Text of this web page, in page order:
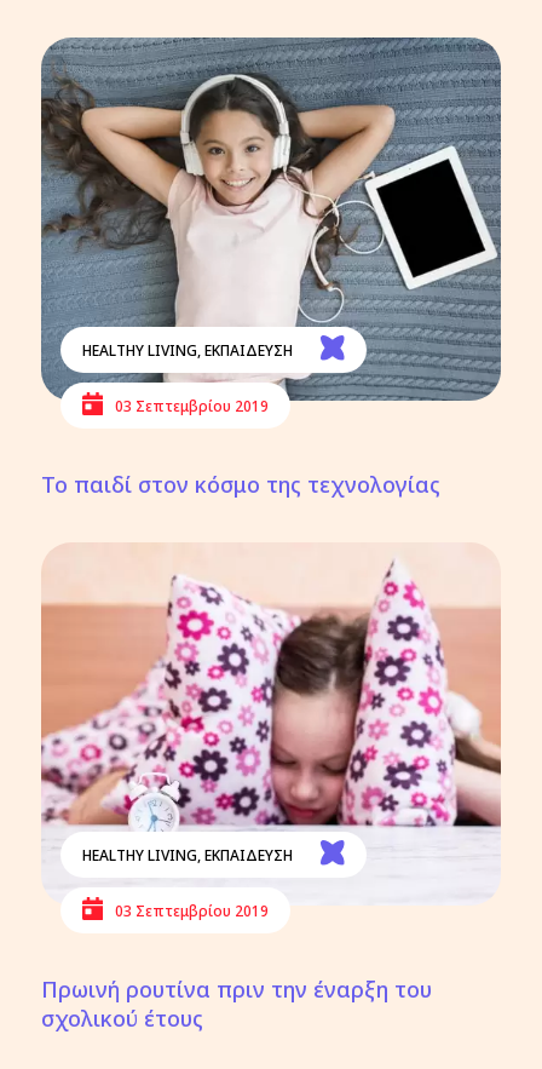
HEALTHY LIVING,ΕΚΠΑΙΔΕΥΣΗ
03 Σεπτεμβρίου 2019
Το παιδί στον κόσμο της τεχνολογίας
HEALTHY LIVING,ΕΚΠΑΙΔΕΥΣΗ
03 Σεπτεμβρίου 2019
Πρωινή ρουτίνα πριν την έναρξη του
σχολικού έτους